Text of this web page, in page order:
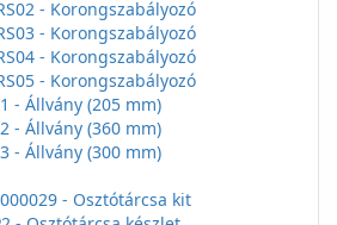
- Korongszabályozó
- Korongszabályozó
- Korongszabályozó
- Korongszabályozó
- Állvány (205 mm)
- Állvány (360 mm)
- Állvány (300 mm)
- Osztótárcsa kit